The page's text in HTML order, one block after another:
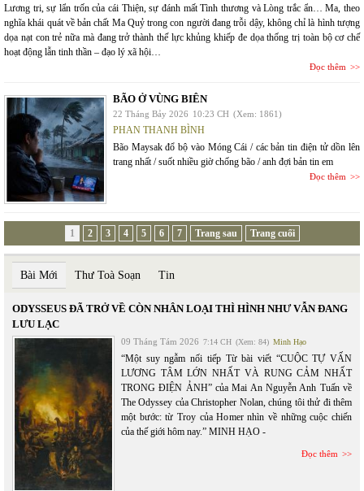
Lương tri, sự lẩn trốn của cái Thiện, sự đánh mất Tình thương và Lòng trắc ẩn… Ma, theo
nghĩa khái quát về bản chất Ma Quỷ trong con người đang trỗi dậy, không chỉ là hình tượng
dọa nạt con trẻ nữa mà đang trở thành thế lực khủng khiếp đe dọa thống trị toàn bộ cơ chế
hoạt động lẫn tinh thần – đạo lý xã hội…
Đọc thêm
BÃO Ở VÙNG BIÊN
22 Tháng Bảy 2026 10:23 CH (Xem: 1861)
PHAN THANH BÌNH
Bão Maysak đổ bộ vào Móng Cái / các bản tin điện tử dồn lên
trang nhất / suốt nhiều giờ chống bão / anh đợi bản tin em
Đọc thêm
1 2 3 4 5 6 7 Trang sau Trang cuối
Bài Mới Thư Toà Soạn Tin
ODYSSEUS ĐÃ TRỞ VỀ CÒN NHÂN LOẠI THÌ HÌNH NHƯ VẪN ĐANG
LƯU LẠC
09 Tháng Tám 2026 7:14 CH (Xem: 84) Minh Hạo
“Một suy ngẫm nối tiếp Từ bài viết “CUỘC TỰ VẤN
LƯƠNG TÂM LỚN NHẤT VÀ RUNG CẢM NHẤT
TRONG ĐIỆN ẢNH” của Mai An Nguyễn Anh Tuấn về
The Odyssey của Christopher Nolan, chúng tôi thử đi thêm
một bước: từ Troy của Homer nhìn về những cuộc chiến
của thế giới hôm nay.” MINH HẠO -
Đọc thêm